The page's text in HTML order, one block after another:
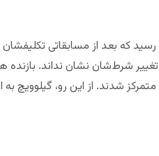
رسید که بعد از مسابقاتی
شرط‌شان نشان نداند.
متمرکز شدند. از این رو،